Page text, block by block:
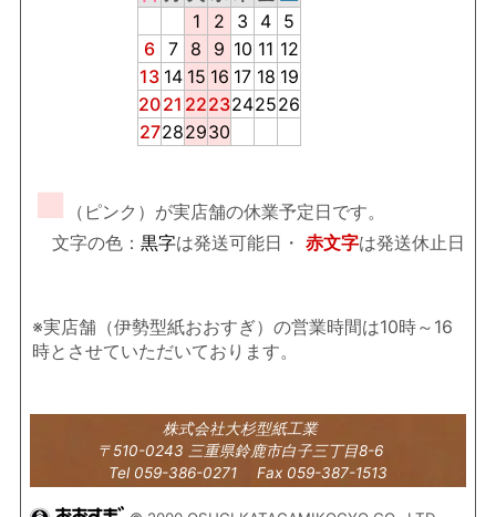
1
2 3 4 5
6 7 8 9 10 11 12
13 14 15 16 17 18 19
2021 2223242526
27282930
■
（ピンク）が実店舗の休業予定日です。
文字の色： 黒字は発送可能日・ 赤文字は発送休止日
※実店舗（伊勢型紙おおすぎ）の営業時間は10時～16
時とさせていただいております。
株式会社大杉型紙工業
〒510-0243 三重県鈴鹿市白子三丁目8-6
Tel 059-386-0271 Fax 059-387-1513